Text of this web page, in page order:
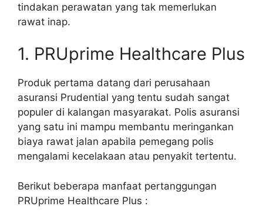
tindakan perawatan yang tak memerlukan
rawat inap.
1. PRUprime Healthcare Plus
Produk pertama datang dari perusahaan
asuransi Prudential yang tentu sudah sangat
populer di kalangan masyarakat. Polis asuransi
yang satu ini mampu membantu meringankan
biaya rawat jalan apabila pemegang polis
mengalami kecelakaan atau penyakit tertentu.
Berikut beberapa manfaat pertanggungan
PRUprime Healthcare Plus :